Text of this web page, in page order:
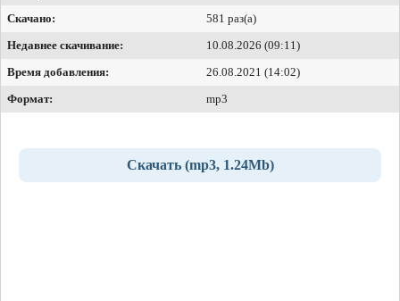
Скачано:
581 раз(а)
Недавнее скачивание:
10.08.2026 (09:11)
Время добавления:
26.08.2021 (14:02)
Формат:
mp3
Скачать (mp3, 1.24Mb)